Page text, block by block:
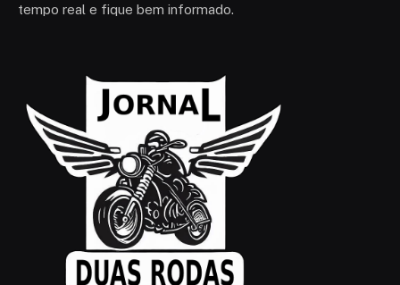
tempo real e fique bem informado.